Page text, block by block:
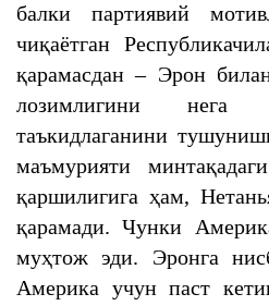
балки партиявий
чиқаётган
қарамасдан – Эрон
лозимлигини нега
таъкидлаганини
маъмурияти
қаршилигига ҳам,
қарамади. Чунки
муҳтож эди. Эронга
Америка учун паст